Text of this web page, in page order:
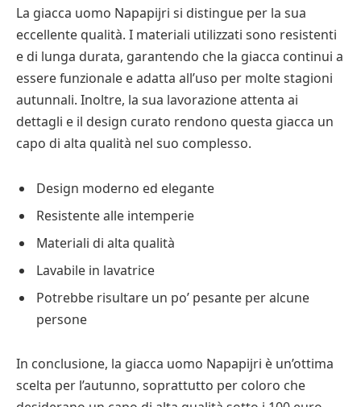
La giacca uomo Napapijri si distingue per la sua
eccellente qualità. I materiali utilizzati sono resistenti
e di lunga durata, garantendo che la giacca continui a
essere funzionale e adatta all’uso per molte stagioni
autunnali. Inoltre, la sua lavorazione attenta ai
dettagli e il design curato rendono questa giacca un
capo di alta qualità nel suo complesso.
Design moderno ed elegante
Resistente alle intemperie
Materiali di alta qualità
Lavabile in lavatrice
Potrebbe risultare un po’ pesante per alcune
persone
In conclusione, la giacca uomo Napapijri è un’ottima
scelta per l’autunno, soprattutto per coloro che